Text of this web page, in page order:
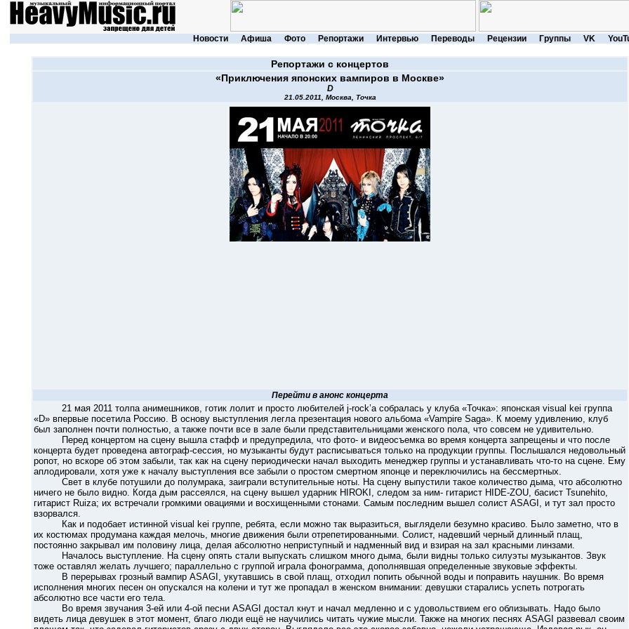
Новости Афиша Фото Репортажи Интервью Переводы Рецензии Группы VK
Репортажи с концертов
«Приключения японских вампиров в Москве»
D
21.05.2011, Москва, Точка
Перейти в анонс концерта
21 мая 2011 толпа анимешников, готик лолит и просто любителей j-rock’а собралась у клуба «Точка»: японская visual kei группа
«D» впервые посетила Россию. В основу выступления легла презентация нового альбома «Vampire Saga». К моему удивлению, клуб
был заполнен почти полностью, а также почти все в зале были представительницами женского пола, что совсем не удивительно.
Перед концертом на сцену вышла стафф и предупредила, что фото- и видеосъемка во время концерта запрещены и что после
концерта будет проведена автограф-сессия, но музыканты будут расписываться только на продукции группы. Послышался недовольный
ропот, но вскоре об этом забыли, так как на сцену периодически начал выходить менеджер группы и устанавливать что-то на сцене. Ему
аплодировали, хотя уже к началу выступления все забыли о простом смертном японце и переключились на бессмертных.
Свет в клубе потушили до полумрака, заиграли вступительные ноты. На сцену выпустили такое количество дыма, что абсолютно
ничего не было видно. Когда дым рассеялся, на сцену вышел ударник HIROKI, следом за ним- гитарист HIDE-ZOU, басист Tsunehito,
гитарист Ruiza; их встречали громкими овациями и восхищенными стонами. Самым последним вышел солист ASAGI, и тут зал просто
взорвался.
Как и подобает истинной visual kei группе, ребята, если можно так выразиться, выглядели безумно красиво. Было заметно, что в
их костюмах продумана каждая мелочь, многие движения были отрепетированными. Солист, надевший черный длинный плащ,
постоянно закрывал им половину лица, делая абсолютно неприступный и надменный вид и взирая на зал красными линзами.
Началось выступление. На сцену опять стали выпускать слишком много дыма, были видны только силуэты музыкантов. Звук
тоже оставлял желать лучшего; параллельно с группой играла фонограмма, дополнявшая определенные звуковые эффекты.
В перерывах грозный вампир ASAGI, укутавшись в свой плащ, отходил попить обычной воды и поправить наушник. Во время
исполнения многих песен он опускался на колени и тут же пропадал в женском внимании: девушки старались успеть потрогать
абсолютно все части его тела.
Во время звучания 3-ей или 4-ой песни ASAGI достал кнут и начал медленно и с удовольствием его облизывать. Надо было
видеть лица девушек в этот момент, благо люди ещё не научились читать чужие мысли. Также на многих песнях ASAGI развевал своим